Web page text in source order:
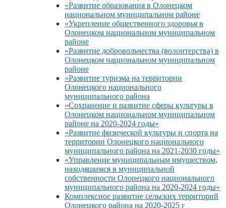
«Развитие образования в Олонецком
национальном муниципальном районе
«Укрепление общественного здоровья в
Олонецком национальном муниципальном
районе
«Развитие добровольчества (волонтерства) в
Олонецком национальном муниципальном
районе
«Развитие туризма на территории
Олонецкого национального
муниципального района
«Сохранение и развитие сферы культуры в
Олонецком национальном муниципальном
районе на 2020-2024 годы»
«Развитие физической культуры и спорта на
территории Олонецкого национального
муниципального района на 2021-2030 годы»
«Управление муниципальным имуществом,
находящимся в муниципальной
собственности Олонецкого национального
муниципального района на 2020-2024 годы»
Комплексное развитие сельских территорий
Олонецкого района на 2020-2025 г